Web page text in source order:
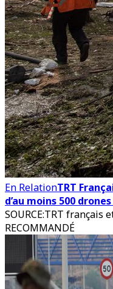
En RelationTRT
d’au moins 500
SOURCE:TRT français
RECOMMANDÉ